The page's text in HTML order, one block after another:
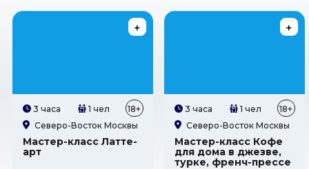
3 часа 1 чел
18+
Северо-Восток Москвы
Мастер-класс Латте-
арт
3 часа 1 чел
18+
Северо-Восток Москвы
Мастер-класс Кофе
для дома в джезве,
турке, френч-прессе